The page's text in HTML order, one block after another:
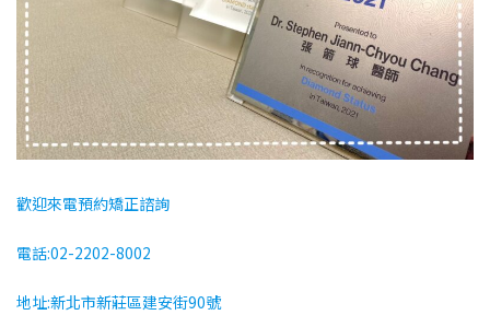
歡迎來電預約矯正諮詢
電話:02-2202-8002
地址:新北市新莊區建安街90號